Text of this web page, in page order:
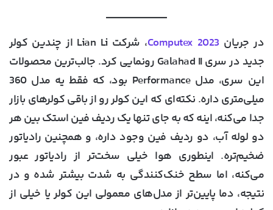
در جریان Computex 2023
، شرکت Lian Li از چندین کولر
جدید در سری Galahad II رونمایی کرد. جالب‌ترین محصولات
این سری، مدل Performance بود، که فقط یه مدل 360
میلی‌متری داره. نکته‌ای که این کولر رو از باقی کولرهای بازار
جدا می‌کنه، اینه که به جای تنها یک ردیف فین استک بین هر
دو لوله آب، دو ردیف فین وجود داره، و همچنین رادیاتور
ضخیم‌تره. اینطوری هوا خیلی سخت‌تر از رادیاتور عبور
می‌کنه، اما سطح خنک‌کنندگی به شدت بیشتر شده و در
نتیجه، دما پایین‌تر از مدل‌های معمولی این کولر یا خیلی از